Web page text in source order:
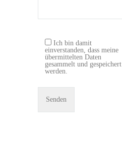
Ich bin damit
einverstanden, dass meine
übermittelten Daten
gesammelt und gespeichert
werden.